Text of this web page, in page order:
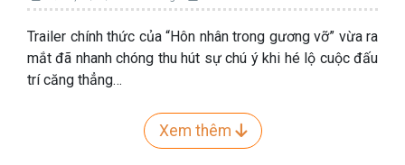
Trailer chính thức của “Hôn nhân trong gương vỡ” vừa ra
mắt đã nhanh chóng thu hút sự chú ý khi hé lộ cuộc đấu
trí căng thẳng…
Xem thêm